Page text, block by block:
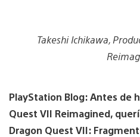
Takeshi Ichikawa,
PlayStation Blog: Antes de
Quest VII Reimagined,
Dragon Quest VII: